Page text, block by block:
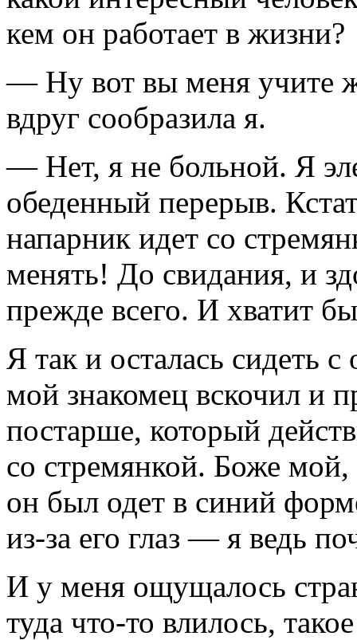
кем он работает в жизни?
— Ну вот вы меня учите
вдруг сообразила я.
— Нет, я не больной. Я
обеденный перерыв.
напарник идет со
менять! До свидания, и
прежде всего. И хватит
Я так и осталась сидеть
мой знакомец вскочил и
постарше, который
со стремянкой. Боже мой,
он был одет в синий
из-за его глаз — я ведь
И у меня ощущалось
туда что-то влилось,